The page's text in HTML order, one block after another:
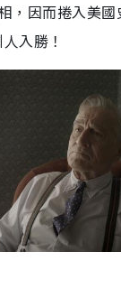
，因而捲入美
入勝！